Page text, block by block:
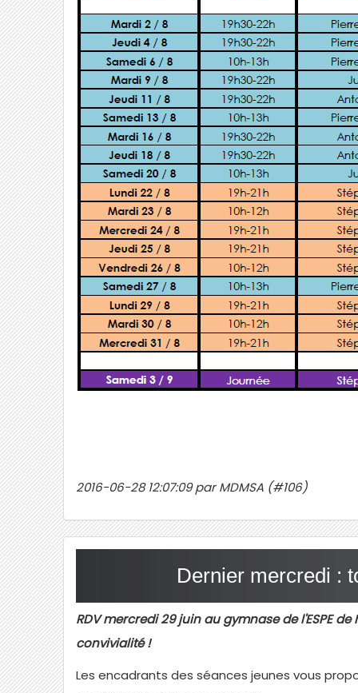
2016-06-28 12:07:09 par MDMSA (#106)
Dernier mercredi :
RDV mercredi 29 juin au gymnase de l'ESPE
convivialité !
Les encadrants des séances jeunes vous